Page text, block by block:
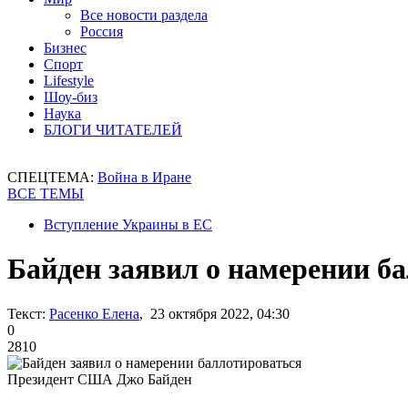
Все новости раздела
Россия
Бизнес
Спорт
Lifestyle
Шоу-биз
Наука
БЛОГИ ЧИТАТЕЛЕЙ
СПЕЦТЕМА: Война в Иране
ВСЕ ТЕМЫ
Вступление Украины в ЕС
Байден заявил о намерении
Текст: Расенко Елена, 23 октября 2022, 04:30
0
2810
Президент США Джо Байден